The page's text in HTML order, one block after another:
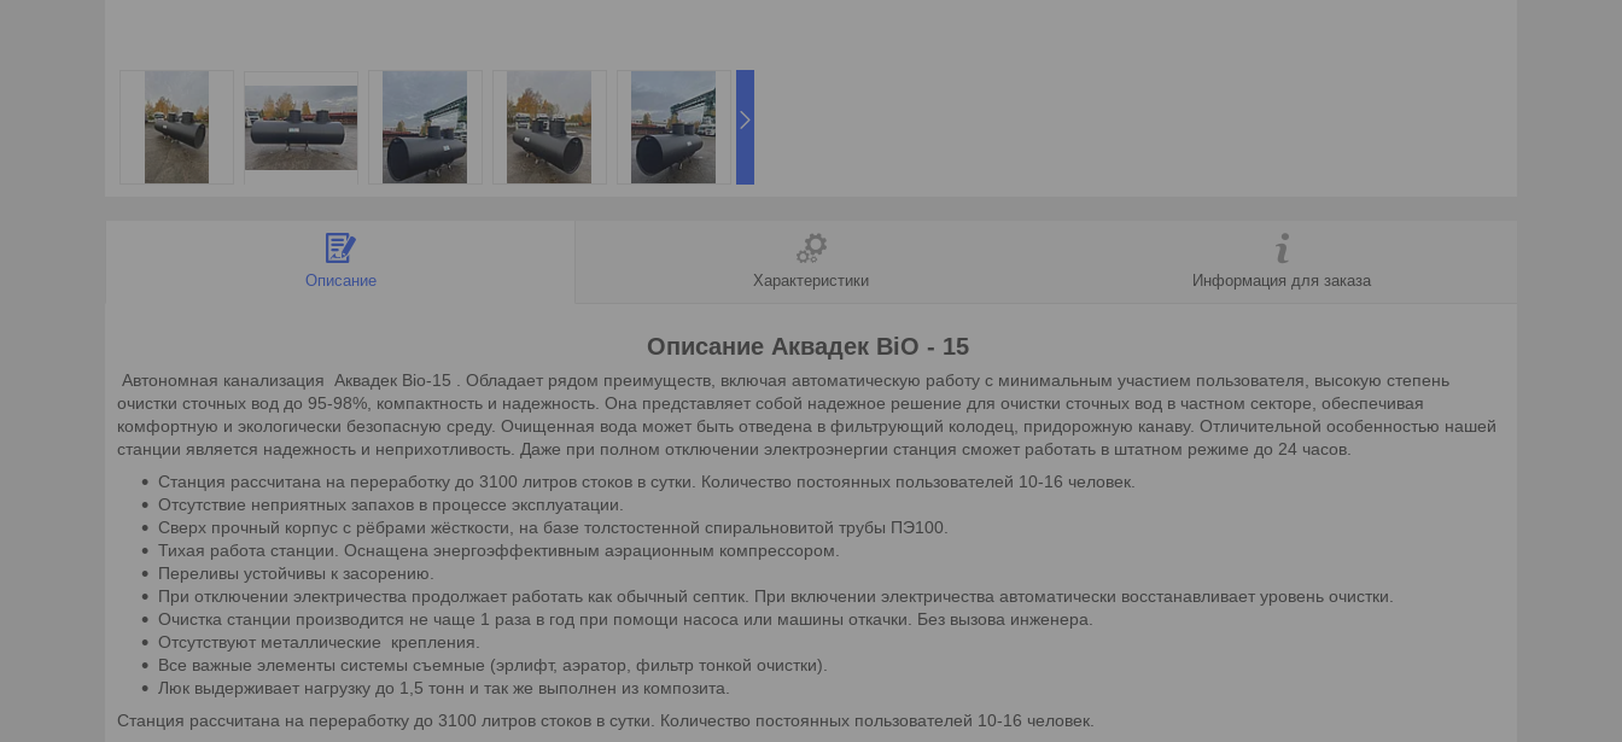
Описание Характеристики Информация для заказа
Описание Аквадек BiO - 15
Автономная канализация Аквадек Bio-15 . Обладает рядом преимуществ, включая автоматическую работу с минимальным участием пользователя, высокую степень
очистки сточных вод до 95-98%, компактность и надежность. Она представляет собой надежное решение для очистки сточных вод в частном секторе, обеспечивая
комфортную и экологически безопасную среду. Очищенная вода может быть отведена в фильтрующий колодец, придорожную канаву. Отличительной особенностью нашей
станции является надежность и неприхотливость. Даже при полном отключении электроэнергии станция сможет работать в штатном режиме до 24 часов.
Станция рассчитана на переработку до 3100 литров стоков в сутки. Количество постоянных пользователей 10-16 человек.
Отсутствие неприятных запахов в процессе эксплуатации.
Сверх прочный корпус с рёбрами жёсткости, на базе толстостенной спиральновитой трубы ПЭ100.
Тихая работа станции. Оснащена энергоэффективным аэрационным компрессором.
Переливы устойчивы к засорению.
При отключении электричества продолжает работать как обычный септик. При включении электричества автоматически восстанавливает уровень очистки.
Очистка станции производится не чаще 1 раза в год при помощи насоса или машины откачки. Без вызова инженера.
Отсутствуют металлические крепления.
Все важные элементы системы съемные (эрлифт, аэратор, фильтр тонкой очистки).
Люк выдерживает нагрузку до 1,5 тонн и так же выполнен из композита.
Станция рассчитана на переработку до 3100 литров стоков в сутки. Количество постоянных пользователей 10-16 человек.